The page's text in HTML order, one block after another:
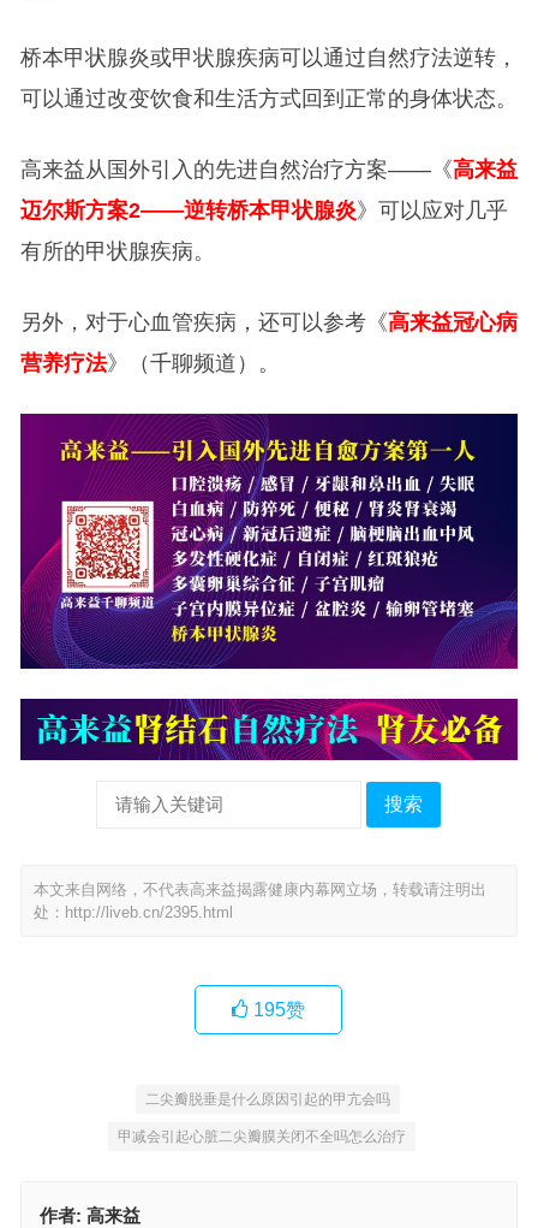
桥本甲状腺炎或甲状腺疾病可以通过自然疗法逆转，
可以通过改变饮食和生活方式回到正常的身体状态。
高来益从国外引入的先进自然治疗方案——《高来益
迈尔斯方案2——逆转桥本甲状腺炎》可以应对几乎
有所的甲状腺疾病。
另外，对于心血管疾病，还可以参考《高来益冠心病
营养疗法》（千聊频道）。
搜索
本文来自网络，不代表高来益揭露健康内幕网立场，转载请注明出
处： http://liveb.cn/2395.html
195赞
二尖瓣脱垂是什么原因引起的甲亢会吗
甲减会引起心脏二尖瓣膜关闭不全吗怎么治疗
作者: 高来益